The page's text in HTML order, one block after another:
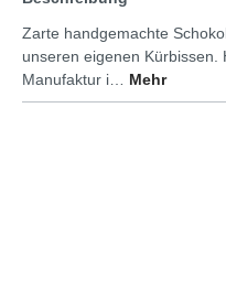
Zarte handgemachte
unseren eigenen
Manufaktur i… Mehr